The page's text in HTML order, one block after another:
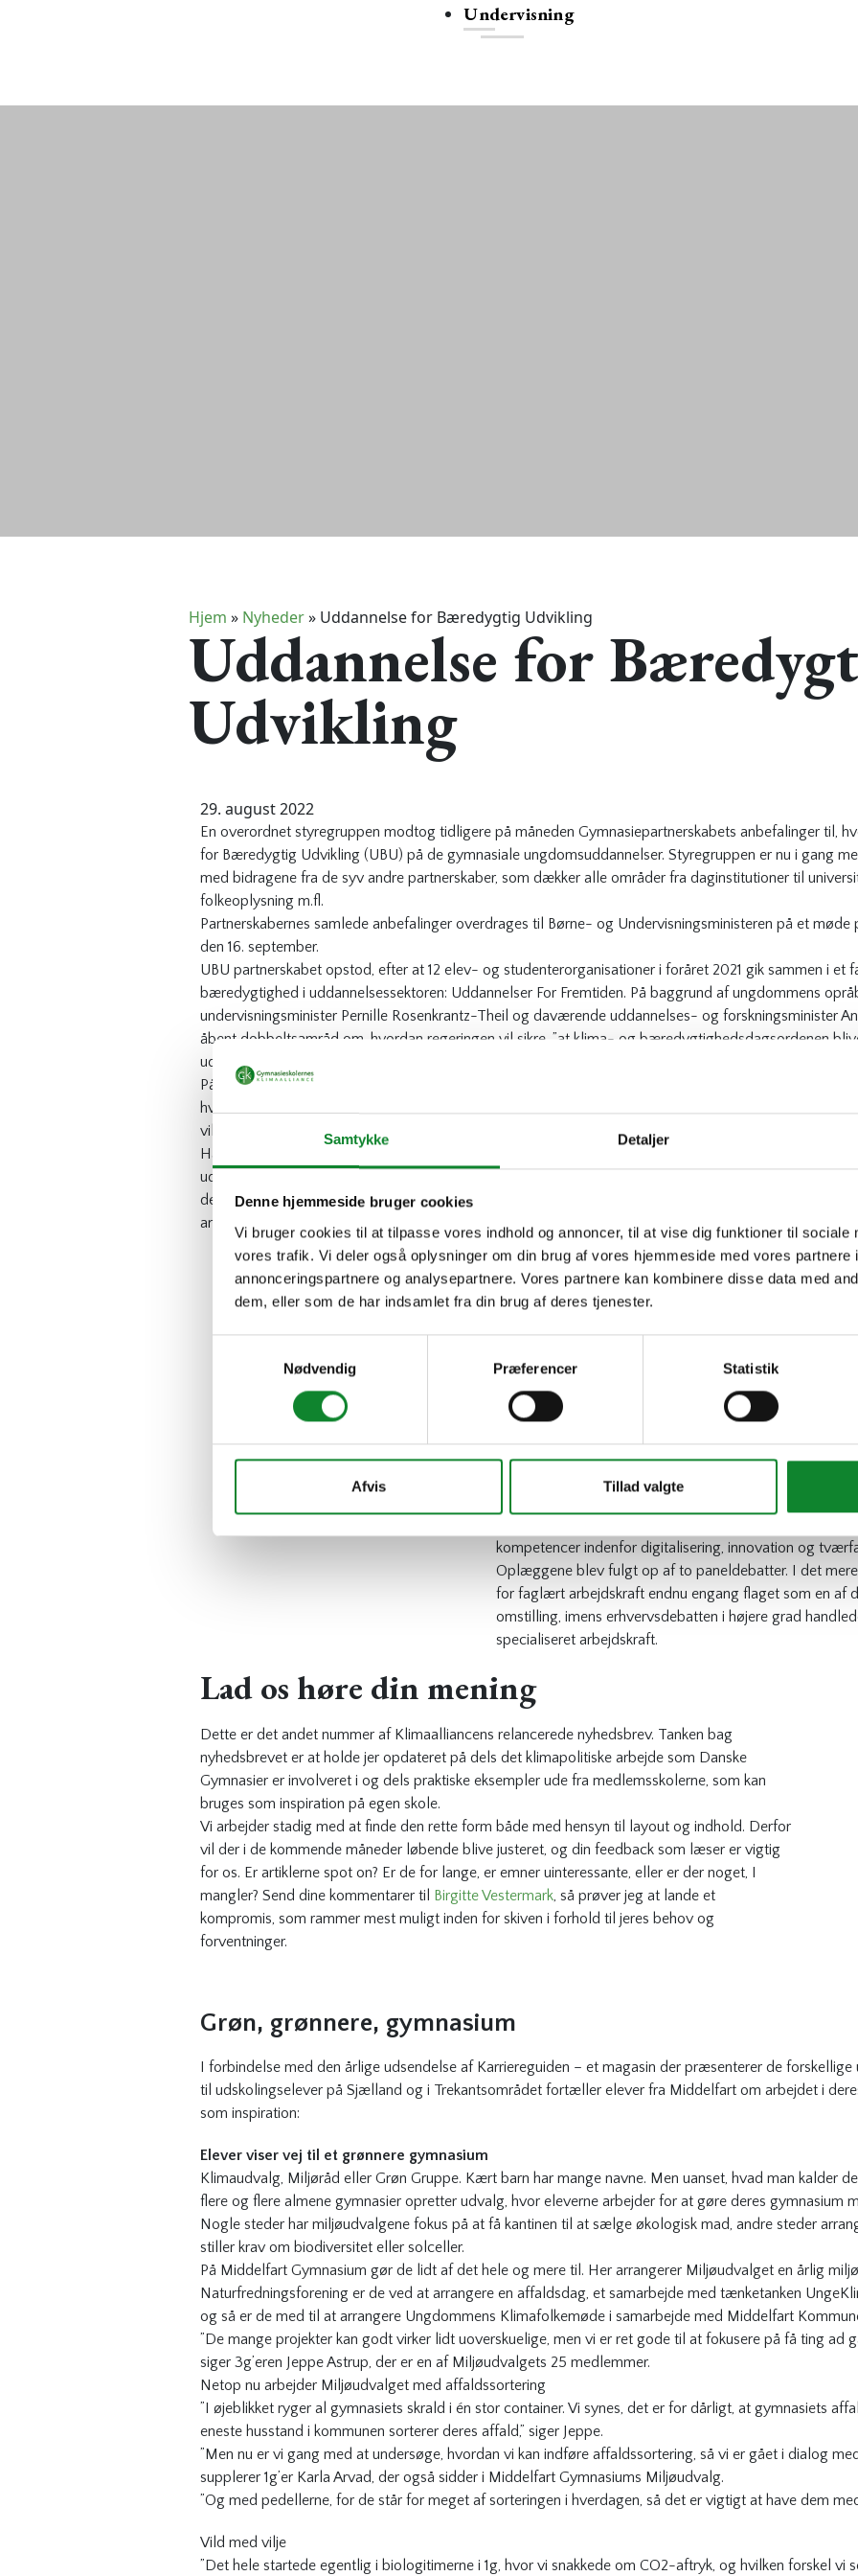
Samtykke Detaljer
Denne hjemmeside bruger cookies
Vi bruger cookies til at tilpasse vores indhold og annoncer, til at vise dig funktioner til sociale
vores trafik. Vi deler også oplysninger om din brug af vores hjemmeside med vores partnere
annonceringspartnere og analysepartnere. Vores partnere kan kombinere disse data med
dem, eller som de har indsamlet fra din brug af deres tjenester.
Nødvendig
Præferencer Statistik
Afvis Tillad valgte
Undervisning
Hjem » Nyheder» Uddannelse for Bæredygtig Udvikling
Uddannelse for
Udvikling
29. august 2022
En overordnet styregruppen modtog tidligere på måneden Gymnasiepartnerskabets anbefalinger til,
for Bæredygtig Udvikling (UBU) på de gymnasiale ungdomsuddannelser. Styregruppen er nu i gang
med bidragene fra de syv andre partnerskaber, som dækker alle områder fra daginstitutioner til
folkeoplysning m.fl.
Partnerskabernes samlede anbefalinger overdrages til Børne- og Undervisningsministeren på et møde
den 16. september.
UBU partnerskabet opstod, efter at 12 elev- og studenterorganisationer i foråret 2021 gik sammen i
bæredygtighed i uddannelsessektoren: Uddannelser For Fremtiden. På baggrund af ungdommens
undervisningsminister Pernille Rosenkrantz-Theil og daværende uddannelses- og forskningsminister
åbent dobbeltsamråd om, hvordan regeringen vil sikre, ”at klima- og bæredygtighedsdagsordenen
uddannelser, lige fra folkeskole til de videregående uddannelser.”
På samrådet den 13. april 2021 fik Uffe Elbæk (Frie Grønne) håndslag fra børne- og
hvis han ville skrive en handlingsplan og en national strategi for grønne uddannelser ville regeringen
vil jeg ikke love – men store dele af det,” sagde Pernille Rosenkrantz-Theil.
Handleplan og national strategi for UBU blev overdraget til ministeren den 13. januar 2022 med
uddannelsesorganisationer. Herefter blev der nedsat otte partnerskaber, som fik til opgave at
der er for uddannelse for bæredygtig udvikling på de forskellige uddannelsesområder. Det er disse
anbefalinger til, hvordan vi kommer videre herfra, der i næste måned overdrages til ministeren.
Fremtidens grønne
forbindelse med offentliggørelse af deres to rapporter
mere bæredygtigt samfund
. Både
Bjerre (V) var inviteret til at give deres besyv med.
udfordring i forbindelse med den grønne omstilling er
Cheføkonom for CONCITO, Torsten Hasforth, gjorde
typer af uddannelser i Danmark for at komme i mål med
også ingeniører og STEM-kandidater.
arbejdsmarked skal spille en rolle i den grønne
kompetencer indenfor digitalisering, innovation og
Oplæggene blev fulgt op af to paneldebatter. I det
for faglært arbejdskraft endnu engang flaget som en af
omstilling, imens erhvervsdebatten i højere grad
specialiseret arbejdskraft.
Lad os høre din mening
Dette er det andet nummer af Klimaalliancens relancerede nyhedsbrev. Tanken bag
nyhedsbrevet er at holde jer opdateret på dels det klimapolitiske arbejde som Danske
Gymnasier er involveret i og dels praktiske eksempler ude fra medlemsskolerne, som kan
bruges som inspiration på egen skole.
Vi arbejder stadig med at finde den rette form både med hensyn til layout og indhold. Derfor
vil der i de kommende måneder løbende blive justeret, og din feedback som læser er vigtig
for os. Er artiklerne spot on? Er de for lange, er emner uinteressante, eller er der noget, I
mangler? Send dine kommentarer til Birgitte Vestermark, så prøver jeg at lande et
kompromis, som rammer mest muligt inden for skiven i forhold til jeres behov og
forventninger.
Grøn, grønnere, gymnasium
I forbindelse med den årlige udsendelse af Karriereguiden – et magasin der præsenterer de
til udskolingselever på Sjælland og i Trekantsområdet fortæller elever fra Middelfart om arbejdet i
som inspiration:
Elever viser vej til et grønnere gymnasium
Klimaudvalg, Miljøråd eller Grøn Gruppe. Kært barn har mange navne. Men uanset, hvad man kalder
flere og flere almene gymnasier opretter udvalg, hvor eleverne arbejder for at gøre deres gymnasium
Nogle steder har miljøudvalgene fokus på at få kantinen til at sælge økologisk mad, andre steder
stiller krav om biodiversitet eller solceller.
På Middelfart Gymnasium gør de lidt af det hele og mere til. Her arrangerer Miljøudvalget en årlig
Naturfredningsforening er de ved at arrangere en affaldsdag, et samarbejde med tænketanken
og så er de med til at arrangere Ungdommens Klimafolkemøde i samarbejde med Middelfart
”De mange projekter kan godt virker lidt uoverskuelige, men vi er ret gode til at fokusere på få ting ad
siger 3g’eren Jeppe Astrup, der er en af Miljøudvalgets 25 medlemmer.
Netop nu arbejder Miljøudvalget med affaldssortering
”I øjeblikket ryger al gymnasiets skrald i én stor container. Vi synes, det er for dårligt, at gymnasiets
eneste husstand i kommunen sorterer deres affald,” siger Jeppe.
”Men nu er vi gang med at undersøge, hvordan vi kan indføre affaldssortering, så vi er gået i dialog
supplerer 1g’er Karla Arvad, der også sidder i Middelfart Gymnasiums Miljøudvalg.
”Og med pedellerne, for de står for meget af sorteringen i hverdagen, så det er vigtigt at have dem
Vild med vilje
”Det hele startede egentlig i biologitimerne i 1g, hvor vi snakkede om CO2-aftryk, og hvilken forskel